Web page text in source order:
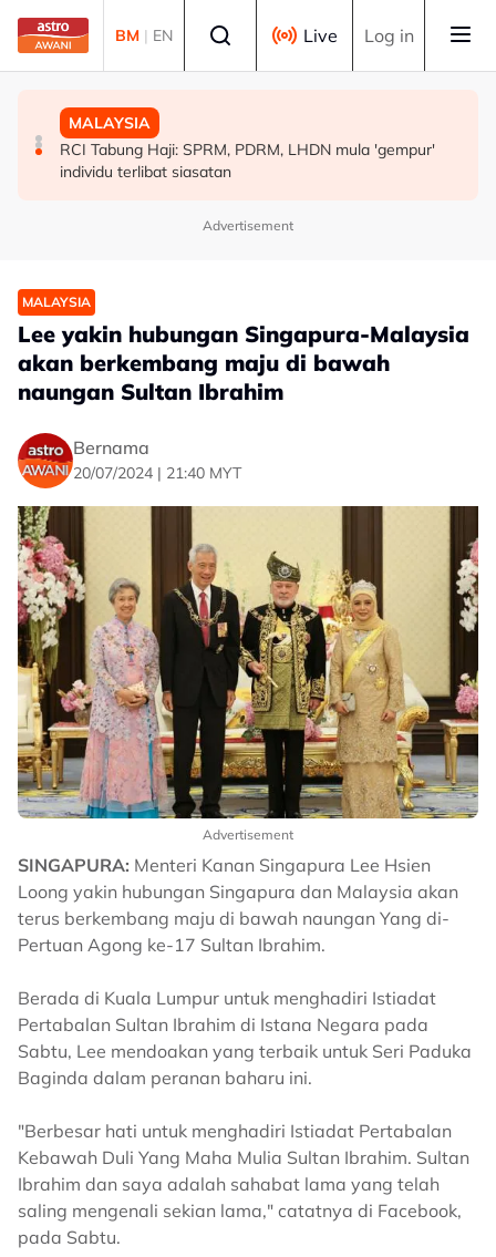
Skip to main content
BM | EN Live Log in
MALAYSIA
Kerajaan pastikan syor, dapatan RCI Tabung Haji
disiasat tuntas tanpa kompromi - PM Anwar
POLITIK
'Pihak ketiga' jangan ganggu usaha persefahaman parti
Melayu - Asyraf Wajdi
MALAYSIA
RCI Tabung Haji: SPRM, PDRM, LHDN mula 'gempur'
individu terlibat siasatan
Advertisement
MALAYSIA
Lee yakin hubungan Singapura-Malaysia
akan berkembang maju di bawah
naungan Sultan Ibrahim
Bernama
20/07/2024 | 21:40 MYT
Advertisement
SINGAPURA: Menteri Kanan Singapura Lee Hsien
Loong yakin hubungan Singapura dan Malaysia akan
terus berkembang maju di bawah naungan Yang di-
Pertuan Agong ke-17 Sultan Ibrahim.
Berada di Kuala Lumpur untuk menghadiri Istiadat
Pertabalan Sultan Ibrahim di Istana Negara pada
Sabtu, Lee mendoakan yang terbaik untuk Seri Paduka
Baginda dalam peranan baharu ini.
"Berbesar hati untuk menghadiri Istiadat Pertabalan
Kebawah Duli Yang Maha Mulia Sultan Ibrahim. Sultan
Ibrahim dan saya adalah sahabat lama yang telah
saling mengenali sekian lama," catatnya di Facebook,
pada Sabtu.